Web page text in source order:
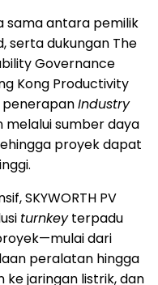
sama antara pemilik
serta dukungan The
Governance
Kong Productivity
penerapanIndustry
melalui sumber daya
proyek dapat
SKYWORTH PV
turnkeyterpadu
dari
peralatan hingga
ke jaringan listrik, dan